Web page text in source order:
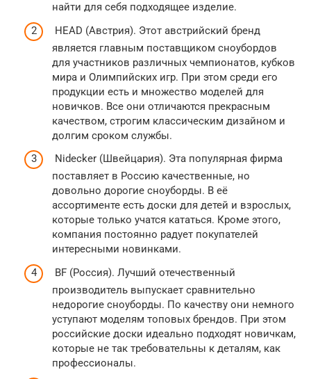
найти для себя подходящее изделие.
HEAD (Австрия). Этот австрийский бренд
является главным поставщиком сноубордов
для участников различных чемпионатов, кубков
мира и Олимпийских игр. При этом среди его
продукции есть и множество моделей для
новичков. Все они отличаются прекрасным
качеством, строгим классическим дизайном и
долгим сроком службы.
Nidecker (Швейцария). Эта популярная фирма
поставляет в Россию качественные, но
довольно дорогие сноуборды. В её
ассортименте есть доски для детей и взрослых,
которые только учатся кататься. Кроме этого,
компания постоянно радует покупателей
интересными новинками.
BF (Россия). Лучший отечественный
производитель выпускает сравнительно
недорогие сноуборды. По качеству они немного
уступают моделям топовых брендов. При этом
российские доски идеально подходят новичкам,
которые не так требовательны к деталям, как
профессионалы.